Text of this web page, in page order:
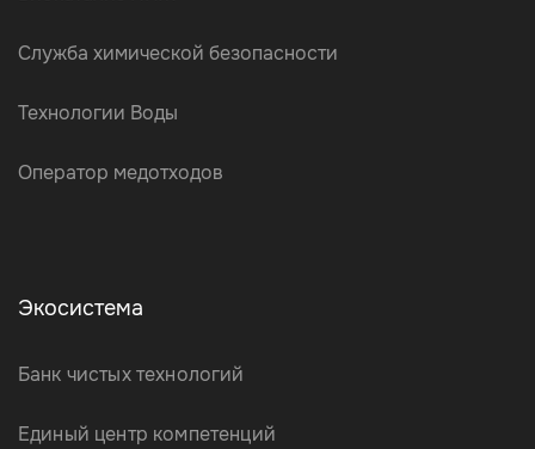
Служба химической безопасности
Технологии Воды
Оператор медотходов
Экосистема
Банк чистых технологий
Единый центр компетенций